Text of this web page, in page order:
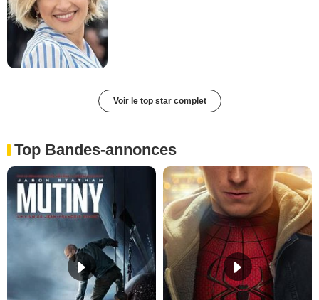
Voir le top star complet
Top Bandes-annonces